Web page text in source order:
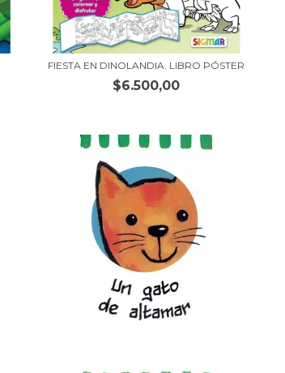
FIESTA EN DINOLANDIA. LIBRO PÓSTER
$6.500,00